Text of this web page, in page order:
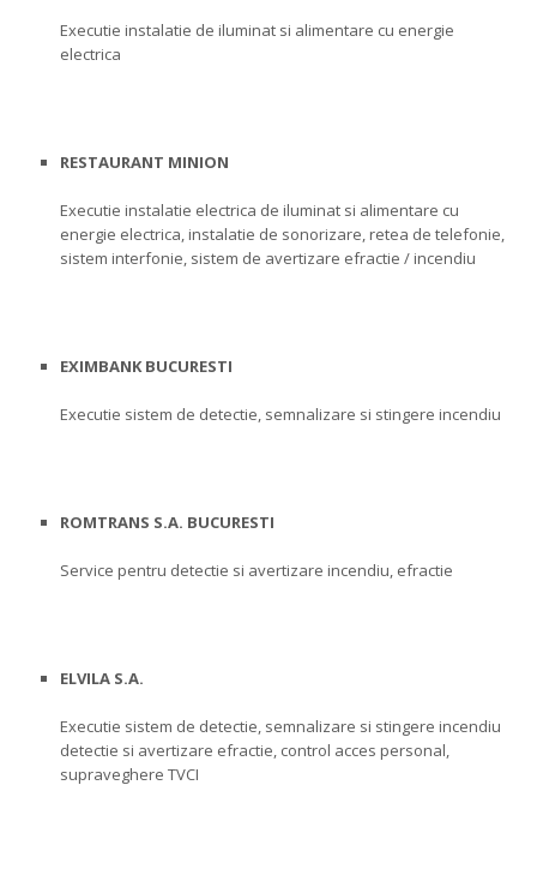
Executie instalatie de iluminat si alimentare cu energie
electrica
RESTAURANT MINION
Executie instalatie electrica de iluminat si alimentare cu
energie electrica, instalatie de sonorizare, retea de telefonie,
sistem interfonie, sistem de avertizare efractie / incendiu
EXIMBANK BUCURESTI
Executie sistem de detectie, semnalizare si stingere incendiu
ROMTRANS S.A. BUCURESTI
Service pentru detectie si avertizare incendiu, efractie
ELVILA S.A.
Executie sistem de detectie, semnalizare si stingere incendiu
detectie si avertizare efractie, control acces personal,
supraveghere TVCI